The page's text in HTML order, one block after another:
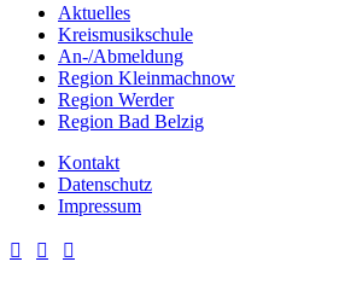
Aktuelles
Kreismusikschule
An-/Abmeldung
Region Kleinmachnow
Region Werder
Region Bad Belzig
Kontakt
Datenschutz
Impressum
  